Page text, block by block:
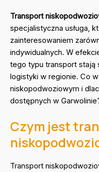
Transport
specjalistyczna usługa,
zainteresowaniem
indywidualnych. W
tego typu transport stają
logistyki w regionie. Co
niskopodwoziowym i
dostępnych w
Czym jest
Transport